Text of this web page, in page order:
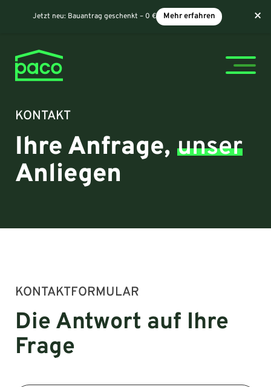
KONTAKT
Ihre Anfrage, unser
Anliegen
KONTAKTFORMULAR
Die Antwort auf Ihre
Frage
Jetzt neu: Bauantrag geschenkt – 0 € Mehr erfahren ×